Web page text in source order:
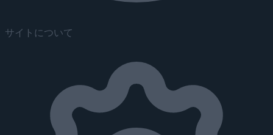
サイトについて